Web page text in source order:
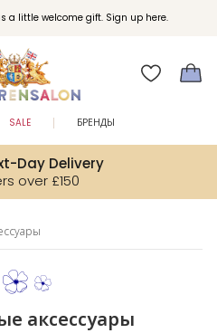
a little welcome gift. Sign up here.
для эксклюзивных привилегий при
Day Delivery
over £150
SALE БРЕНДЫ
аксессуары